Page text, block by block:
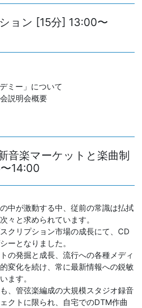
ョン [15分] 13:00〜
ミー」について
説明会概要
音楽マーケットと楽曲制
14:00
中が激動する中、従前の常識は払拭
々と求められています。
クリプション市場の成長にて、CD
ーとなりました。
の発掘と成長、流行への各種メディ
変化を続け、常に最新情報への鋭敏
ます。
、管弦楽編成の大規模スタジオ録音
クトに限られ、自宅でのDTM作曲